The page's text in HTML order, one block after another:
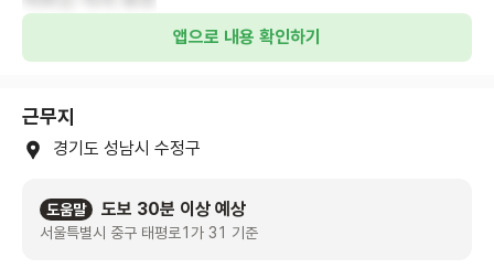
앱으로 내용 확인하기
근무지
경기도 성남시 수정구
도움말 도보 30분 이상 예상
서울특별시 중구 태평로1가 31 기준